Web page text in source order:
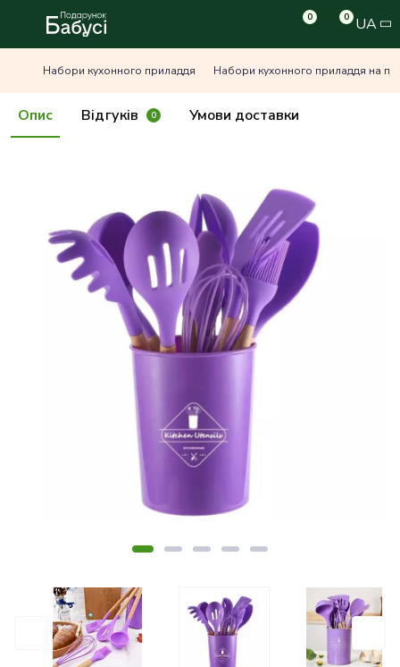
0 0 UA
Набори кухонного приладдя Набори кухонного приладдя на
Опис Відгуків 0 Умови доставки